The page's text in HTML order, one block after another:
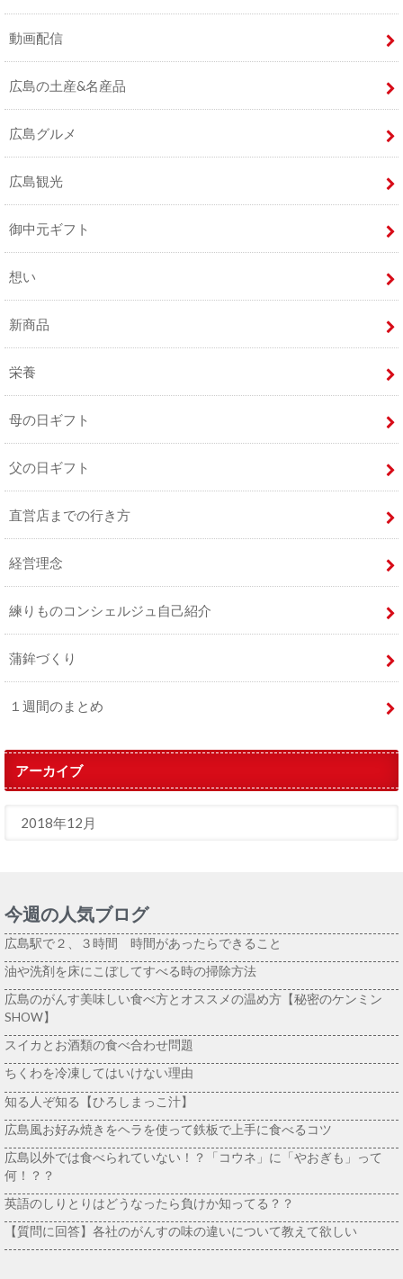
動画配信
広島の土産&名産品
広島グルメ
広島観光
御中元ギフト
想い
新商品
栄養
母の日ギフト
父の日ギフト
直営店までの行き方
経営理念
練りものコンシェルジュ自己紹介
蒲鉾づくり
１週間のまとめ
アーカイブ
今週の人気ブログ
広島駅で２、３時間 時間があったらできること
油や洗剤を床にこぼしてすべる時の掃除方法
広島のがんす美味しい食べ方とオススメの温め方【秘密のケンミン
SHOW】
スイカとお酒類の食べ合わせ問題
ちくわを冷凍してはいけない理由
知る人ぞ知る【ひろしまっこ汁】
広島風お好み焼きをヘラを使って鉄板で上手に食べるコツ
広島以外では食べられていない！？「コウネ」に「やおぎも」って
何！？？
英語のしりとりはどうなったら負けか知ってる？？
【質問に回答】各社のがんすの味の違いについて教えて欲しい